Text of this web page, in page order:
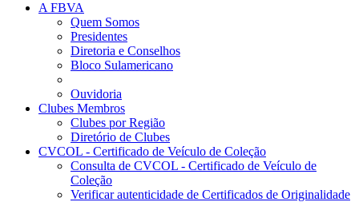
A FBVA
Quem Somos
Presidentes
Diretoria e Conselhos
Bloco Sulamericano
Ouvidoria
Clubes Membros
Clubes por Região
Diretório de Clubes
CVCOL - Certificado de Veículo de Coleção
Consulta de CVCOL - Certificado de Veículo de
Coleção
Verificar autenticidade de Certificados de Originalidade